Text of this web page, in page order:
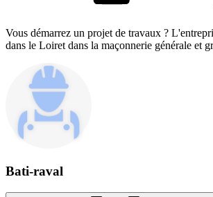
Vous démarrez un projet de travaux ?
dans le Loiret dans la maçonnerie générale et
Bati-raval